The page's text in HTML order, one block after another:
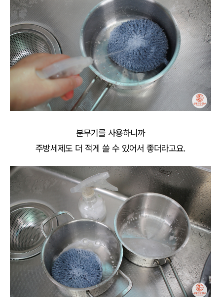
분무기를 사용하니까
주방세제도 더 적게 쓸 수 있어서 좋더라고요.